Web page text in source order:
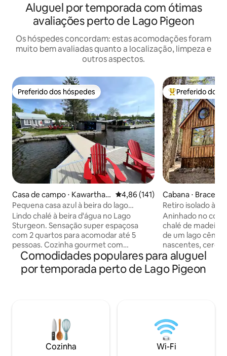
Aluguel por temporada com ótimas
avaliações perto de Lago Pigeon
Os hóspedes concordam: estas acomodações foram
muito bem avaliadas quanto a localização, limpeza e
outros aspectos.
Preferido dos hóspedes
Preferido dos hóspedes
Casa de campo ⋅ Kawartha L
akes
4,86 de uma avaliação média de
4,86 (141)
Pequena casa azul à beira do lago
Sturgeon!!
Lindo chalé à beira d'água no Lago
Sturgeon. Sensação super espaçosa
com 2 quartos para acomodar até 5
pessoas. Cozinha gourmet com
eletrodomésticos de alta qualidade,
grande mesa de jantar para 6 pessoas.
Relaxe e faça churrasco no deck
pronta na primeira semana de maio de
cada ano. Pode ser mais cedo,
dependendo do clima. Além disso, a
cidade de Kawartha Lakes tem uma
Entre os
Preferido dos
Cabana ⋅
Retiro isolado à
Hideaway
Aninhado no
chalé de madeira
de um lago
nascentes,
floresta privada.
Bracebridge,
lago e da beleza
ao ar livre. Um
Parque Provincial
(*depósito de
para aventura
Comodidades populares para aluguel
por temporada perto de Lago Pigeon
Cozinha Wi-Fi